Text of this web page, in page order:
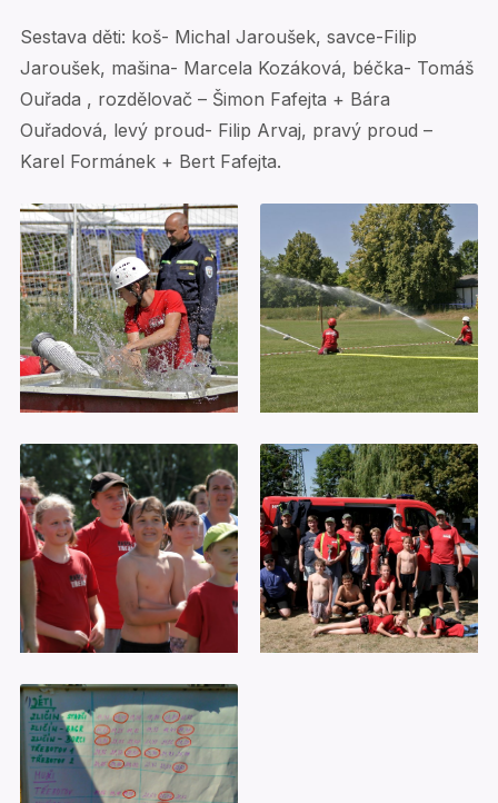
Sestava děti: koš- Michal Jaroušek, savce-Filip
Jaroušek, mašina- Marcela Kozáková, béčka- Tomáš
Ouřada , rozdělovač – Šimon Fafejta + Bára
Ouřadová, levý proud- Filip Arvaj, pravý proud –
Karel Formánek + Bert Fafejta.